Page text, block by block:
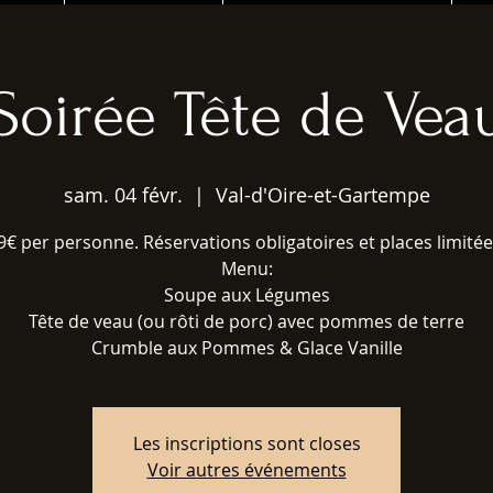
Tête de
sam. 04 févr.
  |
Val-d'Oire-et-Gartempe
per personne. Réservations obligatoires et places
Menu:
Soupe aux Légumes
Tête de veau (ou rôti de porc) avec pommes de terre
Crumble aux Pommes & Glace Vanille
Les inscriptions sont closes
Voir autres événements